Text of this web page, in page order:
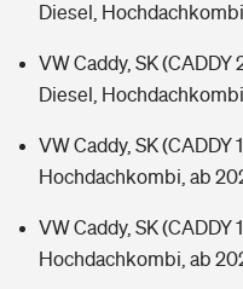
Diesel,
VW Caddy, SK (CADDY
Diesel,
VW Caddy, SK (CADDY
Hochdachkombi, ab
VW Caddy, SK (CADDY
Hochdachkombi, ab